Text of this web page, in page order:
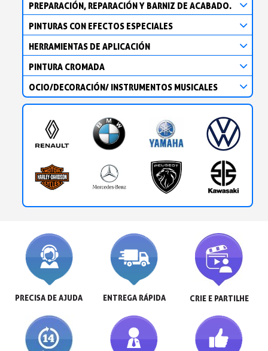
PREPARACIÓN, REPARACIÓN Y BARNIZ DE ACABADO.
PINTURAS CON EFECTOS ESPECIALES
HERRAMIENTAS DE APLICACIÓN
PINTURA CROMADA
OCIO/DECORACIÓN/ INSTRUMENTOS MUSICALES
PRECISA DE AJUDA ENTREGA RÁPIDA CRIE E PARTILHE